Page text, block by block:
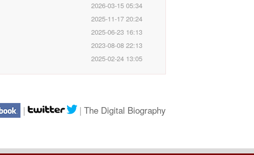
2026-03-15 05:34
2025-11-17 20:24
2025-06-23 16:13
2023-08-08 22:13
2025-02-24 13:05
| | The Digital Biography